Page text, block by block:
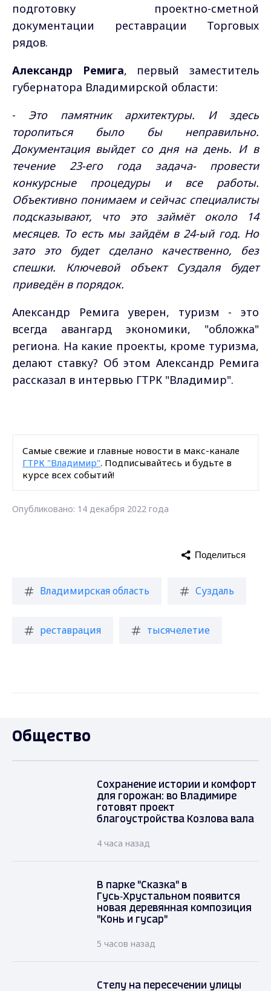
подготовку проектно-сметной
документации реставрации Торговых
рядов.
Александр Ремига, первый заместитель
губернатора Владимирской области:
- Это памятник архитектуры. И здесь
торопиться было бы неправильно.
Документация выйдет со дня на день. И в
течение 23-его года задача- провести
конкурсные процедуры и все работы.
Объективно понимаем и сейчас специалисты
подсказывают, что это займёт около 14
месяцев. То есть мы зайдём в 24-ый год. Но
зато это будет сделано качественно, без
спешки. Ключевой объект Суздаля будет
приведён в порядок.
Александр Ремига уверен, туризм - это
всегда авангард экономики, "обложка"
региона. На какие проекты, кроме туризма,
делают ставку? Об этом Александр Ремига
рассказал в интервью ГТРК "Владимир".
Самые свежие и главные новости в макс-канале
ГТРК "Владимир". Подписывайтесь и будьте в
курсе всех событий!
Опубликовано: 14 декабря 2022 года
Владимирская область Суздаль
реставрация тысячелетие
Поделиться
Общество
Сохранение истории и комфорт
для горожан: во Владимире
готовят проект
благоустройства Козлова вала
4 часа назад
В парке "Сказка" в
Гусь‑Хрустальном появится
новая деревянная композиция
"Конь и гусар"
5 часов назад
Стелу на пересечении улицы